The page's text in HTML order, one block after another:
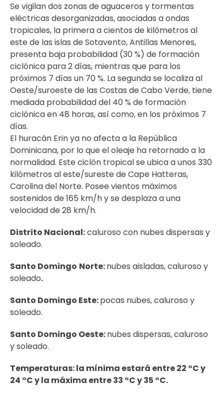
Se vigilan dos zonas de aguaceros y tormentas
eléctricas desorganizadas, asociadas a ondas
tropicales, la primera a cientos de kilómetros al
este de las islas de Sotavento, Antillas Menores,
presenta baja probabilidad (30 %) de formación
ciclónica para 2 días, mientras que para los
próximos 7 días un 70 %. La segunda se localiza al
Oeste/suroeste de las Costas de Cabo Verde, tiene
mediada probabilidad del 40 % de formación
ciclónica en 48 horas, así como, en los próximos 7
días.
El huracán Erin ya no afecta a la República
Dominicana, por lo que el oleaje ha retornado a la
normalidad. Este ciclón tropical se ubica a unos 330
kilómetros al este/sureste de Cape Hatteras,
Carolina del Norte. Posee vientos máximos
sostenidos de 165 km/h y se desplaza a una
velocidad de 28 km/h.
Distrito Nacional:caluroso con nubes dispersas y
soleado.
Santo Domingo Norte:nubes aisladas, caluroso y
soleado.
Santo Domingo Este:pocas nubes, caluroso y
soleado.
Santo Domingo Oeste:nubes dispersas, caluroso
y soleado.
Temperaturas: la mínima estará entre 22 °C y
24 °C y la máxima entre 33 °C y 35 °C.